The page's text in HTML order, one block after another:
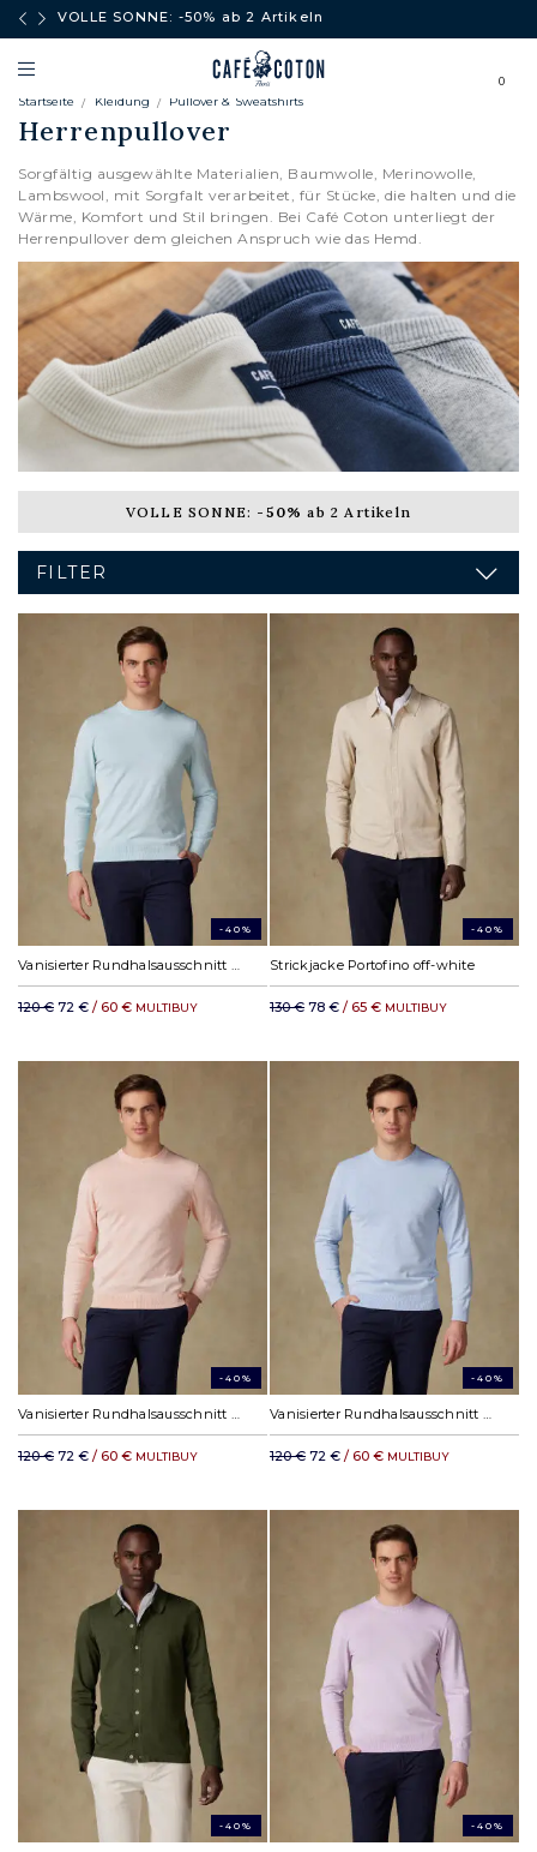
VOLLE SONNE: -50% ab 2 Artikeln
0
Startseite Kleidung Pullover & Sweatshirts
Herrenpullover
Sorgfältig ausgewählte Materialien, Baumwolle, Merinowolle,
Lambswool, mit Sorgfalt verarbeitet, für Stücke, die halten und die
Wärme, Komfort und Stil bringen. Bei Café Coton unterliegt der
Herrenpullover dem gleichen Anspruch wie das Hemd.
CARDIGANS
VOLLE SONNE: -50% ab 2 Artikeln
FILTER
-40%
Vanisierter Rundhalsausschnitt Capri celadon
120 € 72 € / 60 € MULTIBUY
-40%
Strickjacke Portofino off-white
130 € 78 € / 65 € MULTIBUY
-40%
120 € 72 € / 60 € MULTIBUY
-40%
120 € 72 € / 60 € MULTIBUY
-40% -40%